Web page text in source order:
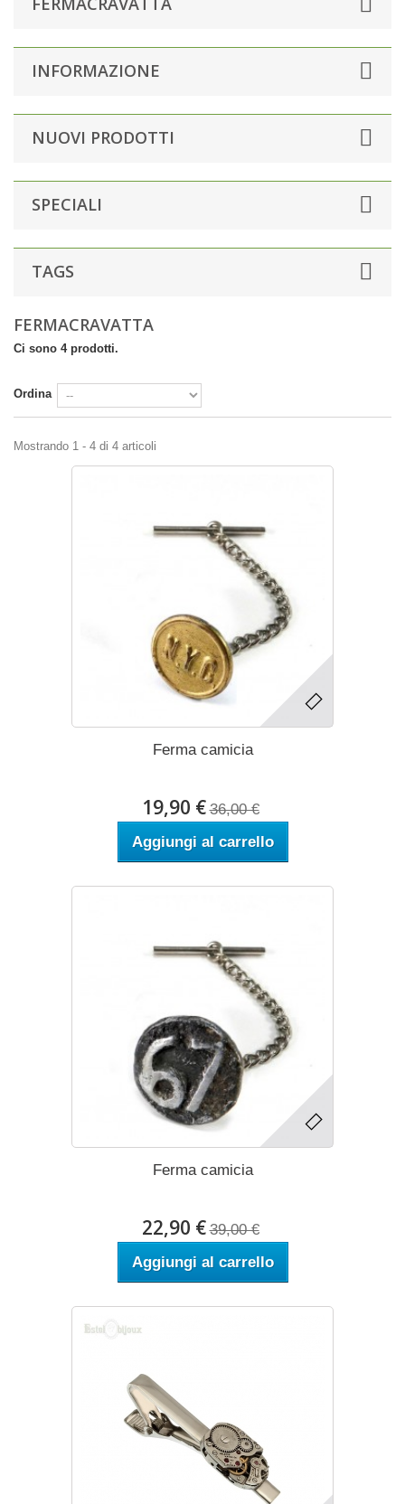
INFORMAZIONE
NUOVI PRODOTTI
SPECIALI
TAGS
FERMACRAVATTA
Ci sono 4 prodotti.
Ordina
Mostrando 1 - 4 di 4 articoli
Ferma camicia
19,90 € 36,00 €
Aggiungi al carrello
Ferma camicia
22,90 € 39,00 €
Aggiungi al carrello